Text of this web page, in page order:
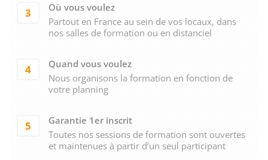
3
Où vous voulez
Partout en France au sein de vos locaux, dans
nos salles de formation ou en distanciel
4
Quand vous voulez
Nous organisons la formation en fonction de
votre planning
5
Garantie 1er inscrit
Toutes nos sessions de formation sont ouvertes
et maintenues à partir d’un seul participant